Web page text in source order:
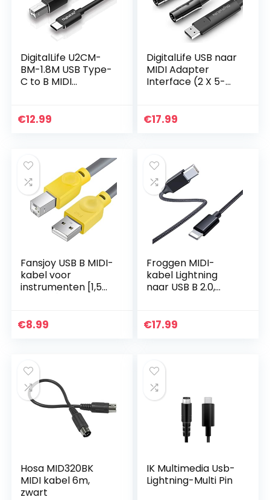
DigitalLife U2CM-
BM-1.8M USB Type-
C to B MIDI
for MIDI Music
€12.99
DigitalLife USB naar
MIDI Adapter
Interface (2 X 5-
Metaal)
€17.99
Fansjoy USB B MIDI-
kabel voor
instrumenten [1,5
MIDI kabel USB,
€8.99
Froggen MIDI-
kabel Lightning
naar USB B 2.0,
OTG-adapter,
€17.99
Hosa MID320BK
MIDI kabel 6m,
zwart
IK Multimedia Usb-
Lightning-Multi Pin